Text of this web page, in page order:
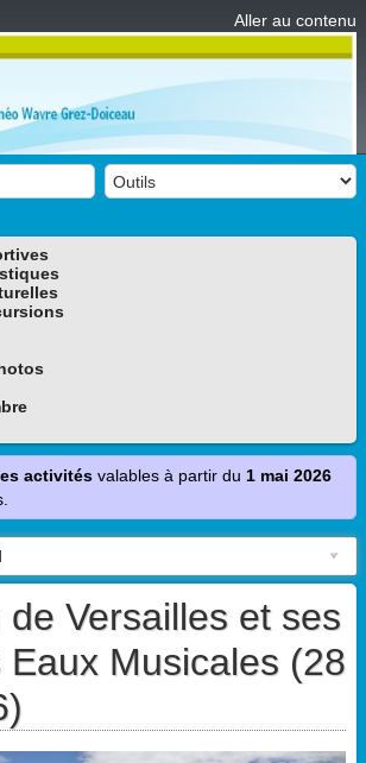
Aller au contenu
activités valables à partir du 1 mai 2026
de Versailles et ses
Eaux Musicales (28